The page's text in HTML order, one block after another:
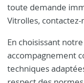
toute demande
Vitrolles, contactez-
En choisissant
accompagnement
techniques